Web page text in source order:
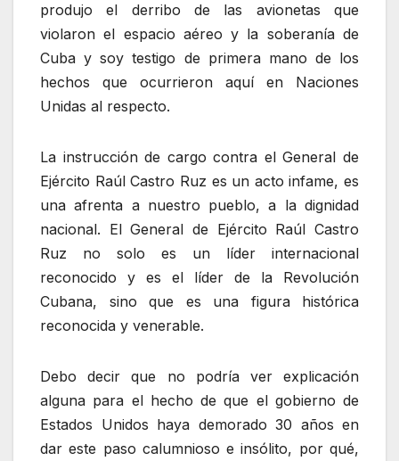
produjo el derribo de las avionetas que
violaron el espacio aéreo y la soberanía de
Cuba y soy testigo de primera mano de los
hechos que ocurrieron aquí en Naciones
Unidas al respecto.
La instrucción de cargo contra el General de
Ejército Raúl Castro Ruz es un acto infame, es
una afrenta a nuestro pueblo, a la dignidad
nacional. El General de Ejército Raúl Castro
Ruz no solo es un líder internacional
reconocido y es el líder de la Revolución
Cubana, sino que es una figura histórica
reconocida y venerable.
Debo decir que no podría ver explicación
alguna para el hecho de que el gobierno de
Estados Unidos haya demorado 30 años en
dar este paso calumnioso e insólito, por qué,